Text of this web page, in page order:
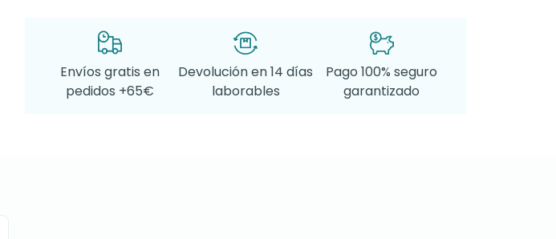
Envíos gratis en
pedidos +65€
Devolución en 14 días
laborables
Pago 100% seguro
garantizado